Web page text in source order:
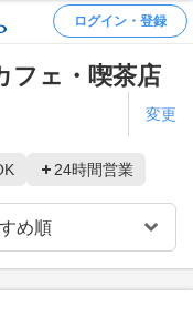
ログイン・登録
フェ・喫茶店
変更
24時間営業